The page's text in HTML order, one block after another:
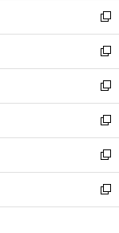
く
で
開
く
ド
ウ
で
開
く
新
し
い
ウ
ィ
ン
ド
ウ
で
開
く
新
し
い
ウ
ィ
ン
ド
ウ
で
開
新
し
い
ウ
ィ
ン
ド
ウ
新
し
い
ウ
ィ
ン
新
し
い
ウ
新
し